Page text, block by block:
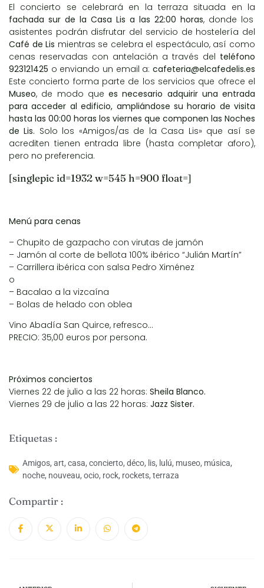
El concierto se celebrará en la terraza situada en la
fachada sur de la Casa Lis a las 22:00 horas, donde los
asistentes podrán disfrutar del servicio de hostelería del
Café de Lis mientras se celebra el espectáculo, así como
cenas reservadas con antelación a través del teléfono
923121425 o enviando un email a: cafeteria@elcafedelis.es
Este concierto forma parte de los servicios que ofrece el
Museo, de modo que es necesario adquirir una entrada
para acceder al edificio, ampliándose su horario de visita
hasta las 00:00 horas los viernes que componen las Noches
de Lis. Solo los «Amigos/as de la Casa Lis» que así se
acrediten tienen entrada libre (hasta completar aforo),
pero no preferencia.
[singlepic id=1932 w=545 h=900 float=]
Menú para cenas
– Chupito de gazpacho con virutas de jamón
– Jamón al corte de bellota 100% ibérico “Julián Martín”
– Carrillera ibérica con salsa Pedro Ximénez
o
– Bacalao a la vizcaína
– Bolas de helado con oblea
Vino Abadía San Quirce, refresco…
PRECIO: 35,00 euros por persona.
Próximos conciertos
Viernes 22 de julio a las 22 horas: Sheila Blanco.
Viernes 29 de julio a las 22 horas: Jazz Sister.
Etiquetas :
Amigos, art, casa, concierto, déco, lis, lulú, museo, música,
noche, nouveau, ocio, rock, rockets, terraza
Compartir :